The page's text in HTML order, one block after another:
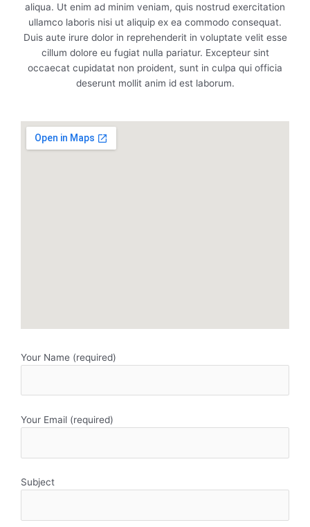
aliqua. Ut enim ad minim veniam, quis nostrud exercitation
ullamco laboris nisi ut aliquip ex ea commodo consequat.
Duis aute irure dolor in reprehenderit in voluptate velit esse
cillum dolore eu fugiat nulla pariatur. Excepteur sint
occaecat cupidatat non proident, sunt in culpa qui officia
deserunt mollit anim id est laborum.
Your Name (required)
Your Email (required)
Subject